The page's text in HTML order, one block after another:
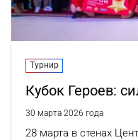
Турнир
Кубок Героев:
30 марта 2026 года
28 марта в стенах